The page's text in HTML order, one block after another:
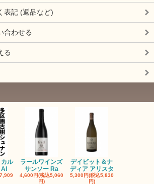
表記 (返品など)
合わせる
る
ル
Al
ラールワインズ
サンソー Ra
4,600円(税込5,060
円)
デイビット＆ナ
ディア アリスタ
5,300円(税込5,830
円)